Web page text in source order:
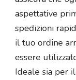
aspettative
spedizioni
il tuo ordine
essere
Ideale sia per